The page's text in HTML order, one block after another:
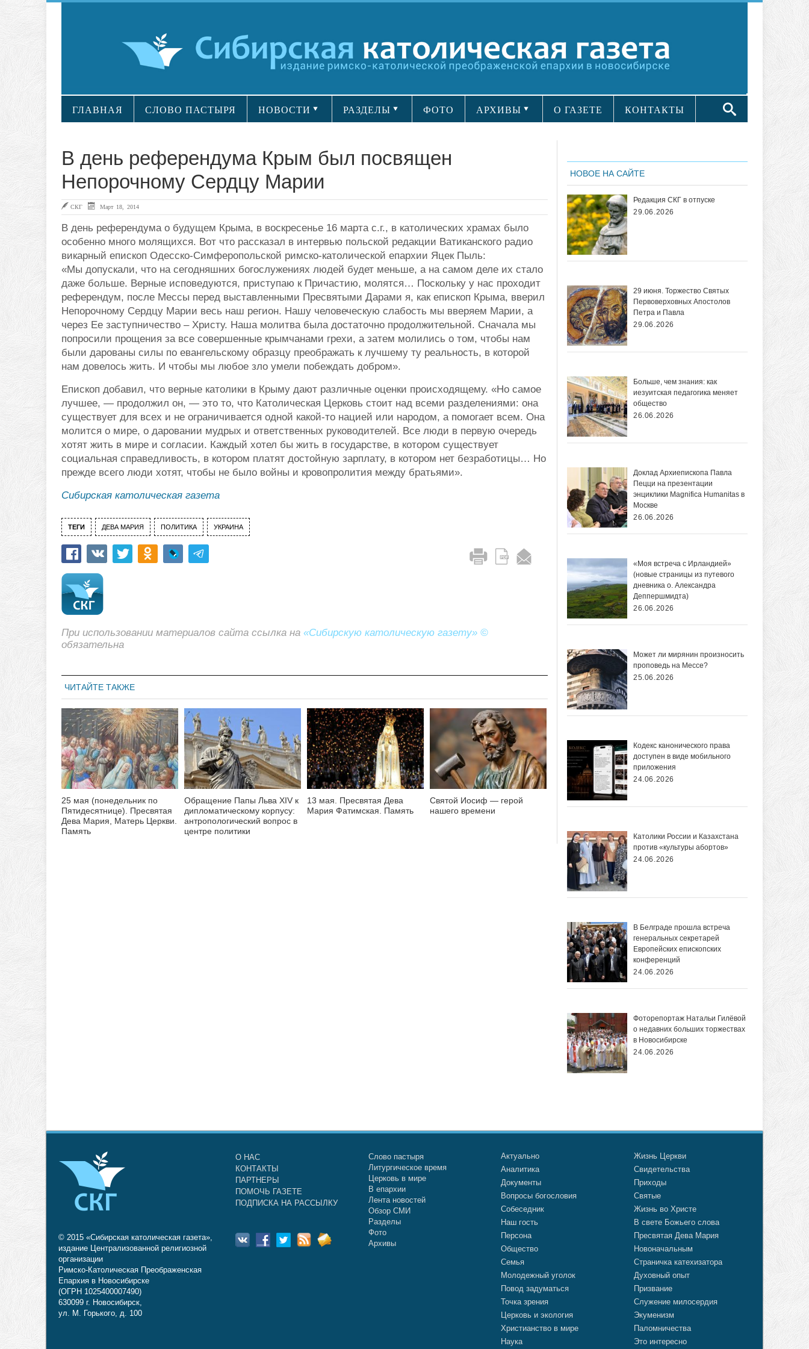
ГЛАВНАЯ СЛОВО ПАСТЫРЯ НОВОСТИ РАЗДЕЛЫ ФОТО АРХИВЫ О ГАЗЕТЕ КОНТАКТЫ
В день референдума Крым был посвящен
Непорочному Сердцу Марии
СКГ Март 18, 2014
В день референдума о будущем Крыма, в воскресенье 16 марта с.г., в католических храмах было
особенно много молящихся. Вот что рассказал в интервью польской редакции Ватиканского радио
викарный епископ Одесско-Симферопольской римско-католической епархии Яцек Пыль:
«Мы допускали, что на сегодняшних богослужениях людей будет меньше, а на самом деле их стало
даже больше. Верные исповедуются, приступаю к Причастию, молятся… Поскольку у нас проходит
референдум, после Мессы перед выставленными Пресвятыми Дарами я, как епископ Крыма, вверил
Непорочному Сердцу Марии весь наш регион. Нашу человеческую слабость мы вверяем Марии, а
через Ее заступничество – Христу. Наша молитва была достаточно продолжительной. Сначала мы
попросили прощения за все совершенные крымчанами грехи, а затем молились о том, чтобы нам
были дарованы силы по евангельскому образцу преображать к лучшему ту реальность, в которой
нам довелось жить. И чтобы мы любое зло умели побеждать добром».
Епископ добавил, что верные католики в Крыму дают различные оценки происходящему. «Но самое
лучшее, — продолжил он, — это то, что Католическая Церковь стоит над всеми разделениями: она
существует для всех и не ограничивается одной какой-то нацией или народом, а помогает всем. Она
молится о мире, о даровании мудрых и ответственных руководителей. Все люди в первую очередь
хотят жить в мире и согласии. Каждый хотел бы жить в государстве, в котором существует
социальная справедливость, в котором платят достойную зарплату, в котором нет безработицы… Но
прежде всего люди хотят, чтобы не было войны и кровопролития между братьями».
Сибирская католическая газета
ТЕГИ ДЕВА МАРИЯ ПОЛИТИКА УКРАИНА
При использовании материалов сайта ссылка на «Сибирскую католическую газету» ©
обязательна
ЧИТАЙТЕ ТАКЖЕ
25 мая (понедельник по
Пятидесятнице). Пресвятая
Дева Мария, Матерь Церкви.
Память
Обращение Папы Льва XIV к
дипломатическому корпусу:
антропологический вопрос в
центре политики
13 мая. Пресвятая Дева
Мария Фатимская. Память
Святой Иосиф — герой
нашего времени
НОВОЕ НА САЙТЕ
Редакция СКГ в отпуске
29.06.2026
29 июня. Торжество Святых
Первоверховных Апостолов
Петра и Павла
29.06.2026
Больше, чем знания: как
иезуитская педагогика меняет
общество
26.06.2026
Доклад Архиепископа Павла
Пецци на презентации
энциклики Magnifica Нumanitas в
Москве
26.06.2026
«Моя встреча с Ирландией»
(новые страницы из путевого
дневника о. Александра
Деппершмидта)
26.06.2026
Может ли мирянин произносить
проповедь на Мессе?
25.06.2026
Кодекс канонического права
доступен в виде мобильного
приложения
24.06.2026
Католики России и Казахстана
против «культуры абортов»
24.06.2026
В Белграде прошла встреча
генеральных секретарей
Европейских епископских
конференций
24.06.2026
Фоторепортаж Натальи Гилёвой
о недавних больших торжествах
в Новосибирске
24.06.2026
© 2015 «Сибирская католическая газета»,
издание Централизованной религиозной
организации
Римско-Католическая Преображенская
Епархия в Новосибирске
(ОГРН 1025400007490)
630099 г. Новосибирск,
ул. М. Горького, д. 100
О НАС
КОНТАКТЫ
ПАРТНЕРЫ
ПОМОЧЬ ГАЗЕТЕ
ПОДПИСКА НА РАССЫЛКУ
Слово пастыря
Литургическое время
Церковь в мире
В епархии
Лента новостей
Обзор СМИ
Разделы
Фото
Архивы
Актуально
Аналитика
Документы
Вопросы богословия
Собеседник
Наш гость
Персона
Общество
Семья
Молодежный уголок
Повод задуматься
Точка зрения
Церковь и экология
Христианство в мире
Наука
Жизнь Церкви
Свидетельства
Приходы
Святые
Жизнь во Христе
В свете Божьего слова
Пресвятая Дева Мария
Новоначальным
Страничка катехизатора
Духовный опыт
Призвание
Служение милосердия
Экуменизм
Паломничества
Это интересно